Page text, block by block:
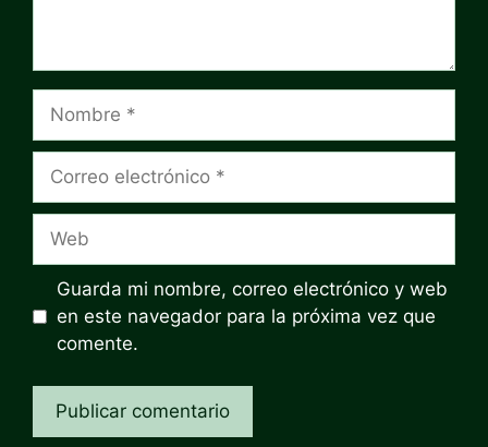
Nombre
Correo
Web
Guarda mi nombre, correo electrónico y web
en este navegador para la próxima vez que
comente.